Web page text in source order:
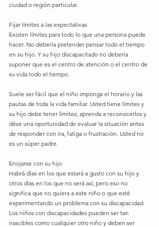
ciudad o región particular.
Fijar límites a las expectativas
Existen límites para todo lo que una persona puede
hacer. No debería pretender pensar todo el tiempo
en su hijo. Y su hijo discapacitado no debería
suponer que es el centro de atención o el centro de
su vida todo el tiempo.
Suele ser fácil que el niño imponga el horario y las
pautas de toda la vida familiar. Usted tiene límites y
su hijo debe tener límites; aprenda a reconocerlos y
dése una oportunidad de evaluar la situación antes
de responder con ira, fatiga o frustración. Usted no
es un súper padre.
Enojarse con su hijo
Habrá días en los que estará a gusto con su hijo y
otros días en los que no será así, pero eso no
significa que no quiera a este niño o que esté
experimentando un problema con su discapacidad.
Los niños con discapacidades pueden ser tan
irascibles como cualquier otro niño y deben ser